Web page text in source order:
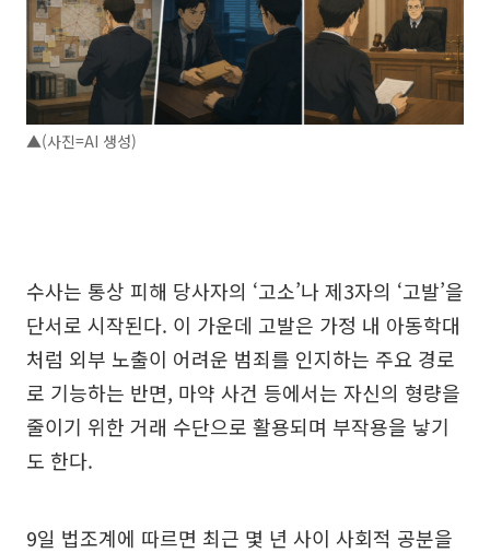
▲(사진=AI 생성)
수사는 통상 피해 당사자의 ‘고소’나 제3자의 ‘고발’을
단서로 시작된다. 이 가운데 고발은 가정 내 아동학대
처럼 외부 노출이 어려운 범죄를 인지하는 주요 경로
로 기능하는 반면, 마약 사건 등에서는 자신의 형량을
줄이기 위한 거래 수단으로 활용되며 부작용을 낳기
도 한다.
9일 법조계에 따르면 최근 몇 년 사이 사회적 공분을